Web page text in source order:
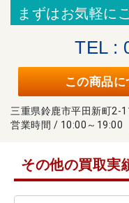
まずはお気軽に
TEL :
この商品
三重県鈴鹿市平田新町2-
営業時間 / 10:00～
その他の買取実